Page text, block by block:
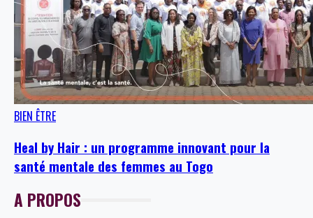
BIEN ÊTRE
Heal by Hair : un programme innovant pour la
santé mentale des femmes au Togo
A PROPOS